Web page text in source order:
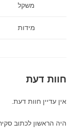
משקל
מידות
חוות דעת
אין עדיין חוות דעת.